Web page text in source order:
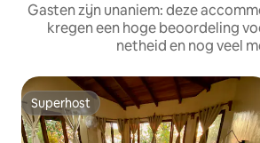
Gasten zijn unaniem: deze
kregen een hoge beoordeling
netheid en nog veel
Superhost
Superhost